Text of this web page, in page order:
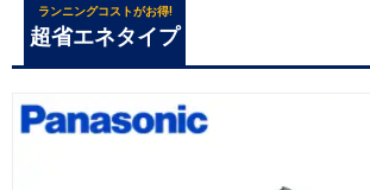
ランニングコストがお得!
超省エネタイプ